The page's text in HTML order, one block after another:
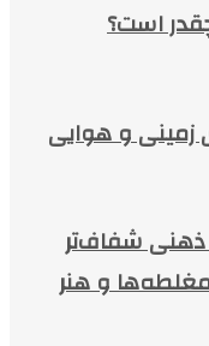
است؟
زمینی و هوایی
ذهنی شفاف‌تر
مغلطه‌ها و هنر